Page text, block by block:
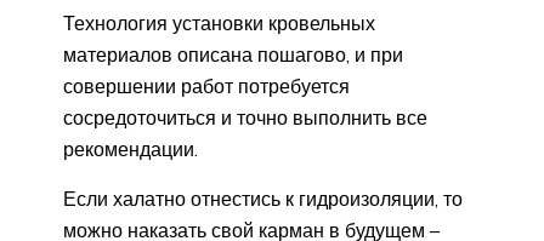
Технология установки кровельных
материалов описана пошагово, и при
совершении работ потребуется
сосредоточиться и точно выполнить все
рекомендации.
Если халатно отнестись к гидроизоляции, то
можно наказать свой карман в будущем –